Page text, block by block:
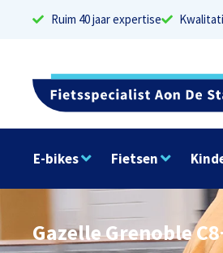
Ruim 40 jaar expertise
E-bikes Fietsen
Gazelle Grenoble